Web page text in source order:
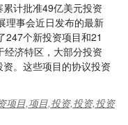
计批准49亿美元投资
理事会近日发布的最新
247个新投资项目和21
济特区，大部分投资
。这些项目的协议投资
项目,项目,投资,投资,投资